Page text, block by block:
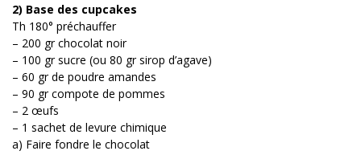
2) Base des cupcakes
Th 180° préchauffer
– 200 gr chocolat noir
– 100 gr sucre (ou 80 gr sirop d’agave)
– 60 gr de poudre amandes
– 90 gr compote de pommes
– 2 œufs
– 1 sachet de levure chimique
a) Faire fondre le chocolat